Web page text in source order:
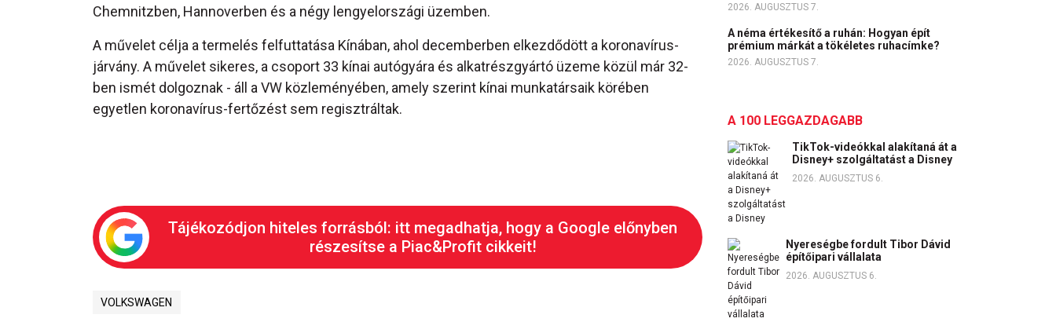
Chemnitzben, Hannoverben és a négy lengyelországi üzemben.
A művelet célja a termelés felfuttatása Kínában, ahol decemberben elkezdődött a koronavírus-
járvány. A művelet sikeres, a csoport 33 kínai autógyára és alkatrészgyártó üzeme közül már 32-
ben ismét dolgoznak - áll a VW közleményében, amely szerint kínai munkatársaik körében
egyetlen koronavírus-fertőzést sem regisztráltak.
Tájékozódjon hiteles forrásból: itt megadhatja, hogy a Google előnyben
részesítse a Piac&Profit cikkeit!
VOLKSWAGEN
2026. AUGUSZTUS 7.
A néma értékesítő a ruhán: Hogyan épít
prémium márkát a tökéletes ruhacímke?
2026. AUGUSZTUS 7.
A 100 LEGGAZDAGABB
TikTok-videókkal alakítaná át a
Disney+ szolgáltatást a Disney
2026. AUGUSZTUS 6.
Nyereségbe fordult Tibor Dávid
építőipari vállalata
2026. AUGUSZTUS 6.